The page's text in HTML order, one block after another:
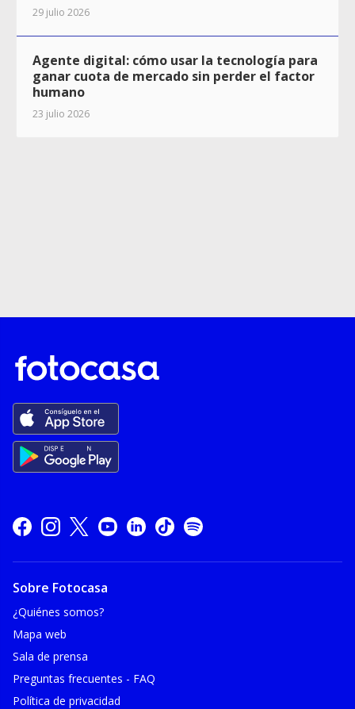
29 julio 2026
Agente digital: cómo usar la tecnología para
ganar cuota de mercado sin perder el factor
humano
23 julio 2026
Sobre Fotocasa
¿Quiénes somos?
Mapa web
Sala de prensa
Preguntas frecuentes - FAQ
Política de privacidad